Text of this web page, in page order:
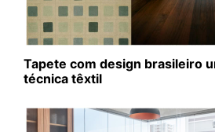
Tapete com design brasileiro
técnica têxtil